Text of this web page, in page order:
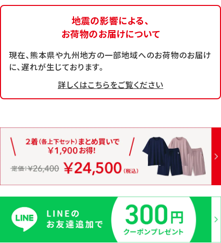
地震の影響による、
お荷物のお届けについて
現在、熊本県や九州地方の一部地域へのお荷物のお届け
に、遅れが生じております。
詳しくはこちらをご覧ください